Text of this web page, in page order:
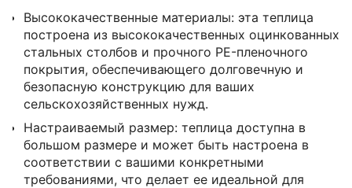
Высококачественные материалы: эта теплица
построена из высококачественных оцинкованных
стальных столбов и прочного PE-пленочного
покрытия, обеспечивающего долговечную и
безопасную конструкцию для ваших
сельскохозяйственных нужд.
Настраиваемый размер: теплица доступна в
большом размере и может быть настроена в
соответствии с вашими конкретными
требованиями, что делает ее идеальной для